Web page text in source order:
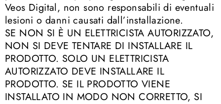
Veos Digital, non sono responsabili di eventuali
lesioni o danni causati dall’installazione.
SE NON SI È UN ELETTRICISTA AUTORIZZATO,
NON SI DEVE TENTARE DI INSTALLARE IL
PRODOTTO. SOLO UN ELETTRICISTA
AUTORIZZATO DEVE INSTALLARE IL
PRODOTTO. SE IL PRODOTTO VIENE
INSTALLATO IN MODO NON CORRETTO, SI